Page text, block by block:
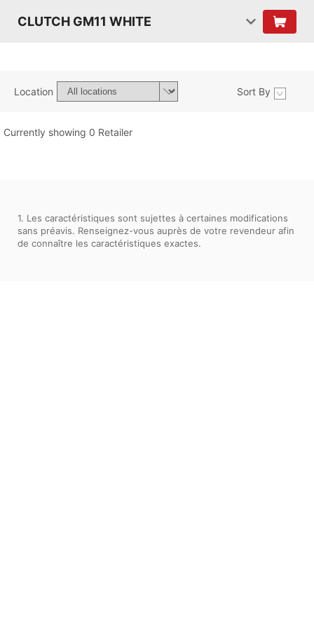
CLUTCH GM11 WHITE
Location Sort By
Currently showing 0 Retailer
1. Les caractéristiques sont sujettes à certaines modifications
sans préavis. Renseignez-vous auprès de votre revendeur afin
de connaître les caractéristiques exactes.